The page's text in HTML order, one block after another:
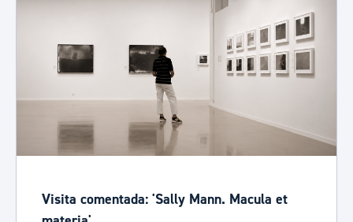
Visita comentada: 'Sally Mann. Macula et